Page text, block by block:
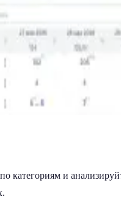
категориям и